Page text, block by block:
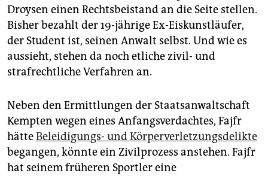
Droysen einen Rechtsbeistand an die Seite stellen.
Bisher bezahlt der 19-jährige Ex-Eiskunstläufer,
der Student ist, seinen Anwalt selbst. Und wie es
aussieht, stehen da noch etliche zivil- und
strafrechtliche Verfahren an.
Neben den Ermittlungen der Staatsanwaltschaft
Kempten wegen eines Anfangsverdachtes, Fajfr
hätteBeleidigungs- und Körperverletzungsdelikte
begangen, könnte ein Zivilprozess anstehen. Fajfr
hat seinem früheren Sportler eine